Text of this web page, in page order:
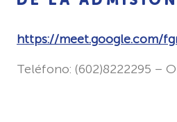
https://meet.google.com/
Teléfono: (602)8222295 –